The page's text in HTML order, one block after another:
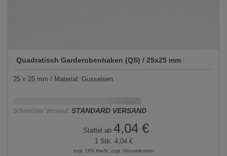
Quadratisch Garderobenhaken (QS) / 25x25 mm
25 x 25 mm / Material: Gusseisen
Schnellster Versand: STANDARD VERSAND
Staffel ab 4,04 €
1 Stk. 4,04 €
zzgl. 19% MwSt, zzgl. Versandkosten